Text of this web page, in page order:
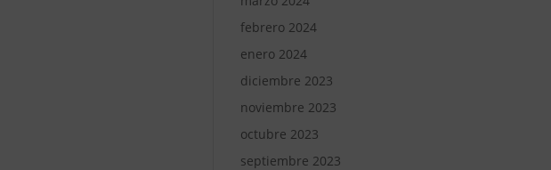
febrero 2024
enero 2024
diciembre 2023
noviembre 2023
octubre 2023
septiembre 2023